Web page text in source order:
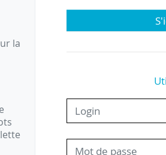
la